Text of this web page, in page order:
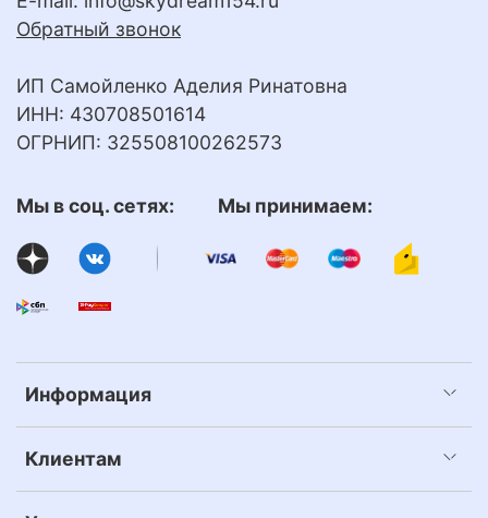
Информация
Клиентам
Обратный звонок
ИП Самойленко Аделия Ринатовна
ИНН: 430708501614
ОГРНИП: 325508100262573
Мы в соц. сетях: Мы принимаем: